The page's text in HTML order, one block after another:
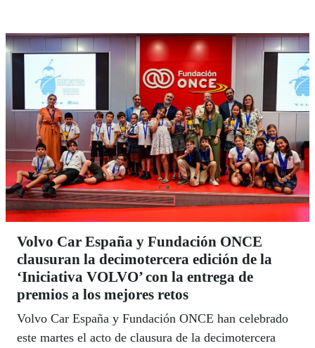
Volvo Car España y Fundación ONCE
clausuran la decimotercera edición de la
‘Iniciativa VOLVO’ con la entrega de
premios a los mejores retos
Volvo Car España y Fundación ONCE han celebrado
este martes el acto de clausura de la decimotercera